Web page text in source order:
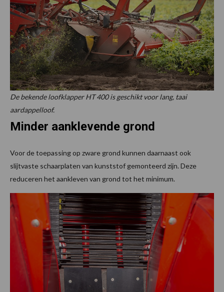
De bekende loofklapper HT 400 is geschikt voor lang, taai
aardappelloof.
Minder aanklevende grond
Voor de toepassing op zware grond kunnen daarnaast ook
slijtvaste schaarplaten van kunststof gemonteerd zijn. Deze
reduceren het aankleven van grond tot het minimum.